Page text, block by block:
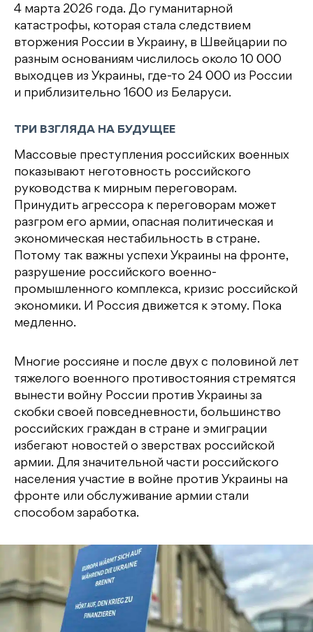
4 марта 2026 года. До гуманитарной
катастрофы, которая стала следствием
вторжения России в Украину, в Швейцарии по
разным основаниям числилось около 10 000
выходцев из Украины, где-то 24 000 из России
и приблизительно 1600 из Беларуси.
ТРИ ВЗГЛЯДА НА БУДУЩЕЕ
Массовые преступления российских военных
показывают неготовность российского
руководства к мирным переговорам.
Принудить агрессора к переговорам может
разгром его армии, опасная политическая и
экономическая нестабильность в стране.
Потому так важны успехи Украины на фронте,
разрушение российского военно-
промышленного комплекса, кризис российской
экономики. И Россия движется к этому. Пока
медленно.
Многие россияне и после двух с половиной лет
тяжелого военного противостояния стремятся
вынести войну России против Украины за
скобки своей повседневности, большинство
российских граждан в стране и эмиграции
избегают новостей о зверствах российской
армии. Для значительной части российского
населения участие в войне против Украины на
фронте или обслуживание армии стали
способом заработка.